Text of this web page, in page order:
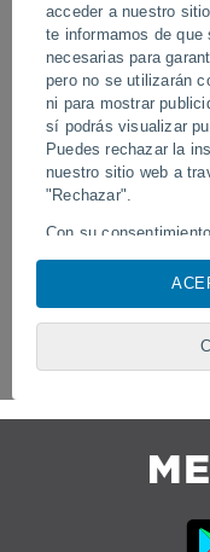
acceder a nuestro
te informamos de
necesarias para
pero no se utilizarán
ni para mostrar
sí podrás visualizar
Puedes rechazar la
nuestro sitio web a
"Rechazar".
Con su
cookies,
almacenar, acceder y
identificadores de
proveedores traten
interés legítimo, algo
datos en cualquier
Nosotros y
Almacenar la
Un enorme diablo de
Síguenos